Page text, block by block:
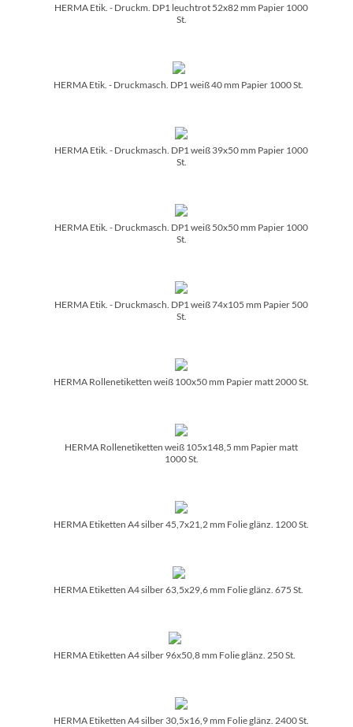
HERMA Etik. - Druckm. DP1 leuchtrot 52x82 mm Papier 1000
St.
HERMA Etik. - Druckmasch. DP1 weiß 40 mm Papier 1000 St.
HERMA Etik. - Druckmasch. DP1 weiß 39x50 mm Papier 1000
St.
HERMA Etik. - Druckmasch. DP1 weiß 50x50 mm Papier 1000
St.
HERMA Etik. - Druckmasch. DP1 weiß 74x105 mm Papier 500
St.
HERMA Rollenetiketten weiß 100x50 mm Papier matt 2000 St.
HERMA Rollenetiketten weiß 105x148,5 mm Papier matt
1000 St.
HERMA Etiketten A4 silber 45,7x21,2 mm Folie glänz. 1200 St.
HERMA Etiketten A4 silber 63,5x29,6 mm Folie glänz. 675 St.
HERMA Etiketten A4 silber 96x50,8 mm Folie glänz. 250 St.
HERMA Etiketten A4 silber 30,5x16,9 mm Folie glänz. 2400 St.